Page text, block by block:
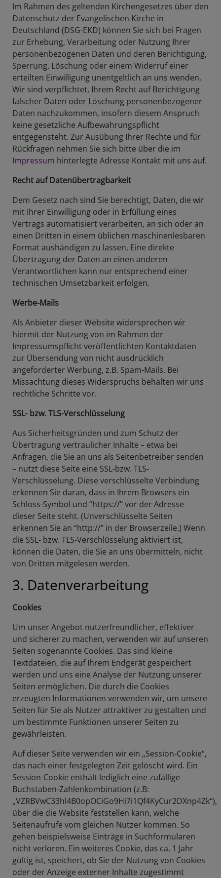
Im Rahmen des geltenden Kirchengesetzes über den
Datenschutz der Evangelischen Kirche in
Deutschland (DSG-EKD) können Sie sich bei Fragen
zur Erhebung, Verarbeitung oder Nutzung Ihrer
personenbezogenen Daten und deren Berichtigung,
Sperrung, Löschung oder einem Widerruf einer
erteilten Einwilligung unentgeltlich an uns wenden.
Wir sind verpflichtet, Ihrem Recht auf Berichtigung
falscher Daten oder Löschung personenbezogener
Daten nachzukommen, insofern diesem Anspruch
keine gesetzliche Aufbewahrungspflicht
entgegensteht. Zur Ausübung Ihrer Rechte und für
Rückfragen nehmen Sie sich bitte über die im
Impressum hinterlegte Adresse Kontakt mit uns auf.
Recht auf Datenübertragbarkeit
Dem Gesetz nach sind Sie berechtigt, Daten, die wir
mit Ihrer Einwilligung oder in Erfüllung eines
Vertrags automatisiert verarbeiten, an sich oder an
einen Dritten in einem üblichen maschinenlesbaren
Format aushändigen zu lassen. Eine direkte
Übertragung der Daten an einen anderen
Verantwortlichen kann nur entsprechend einer
technischen Umsetzbarkeit erfolgen.
Werbe-Mails
Als Anbieter dieser Website widersprechen wir
hiermit der Nutzung von im Rahmen der
Impressumspflicht veröffentlichten Kontaktdaten
zur Übersendung von nicht ausdrücklich
angeforderter Werbung, z.B. Spam-Mails. Bei
Missachtung dieses Widerspruchs behalten wir uns
rechtliche Schritte vor.
SSL- bzw. TLS-Verschlüsselung
Aus Sicherheitsgründen und zum Schutz der
Übertragung vertraulicher Inhalte – etwa bei
Anfragen, die Sie an uns als Seitenbetreiber senden
– nutzt diese Seite eine SSL-bzw. TLS-
Verschlüsselung. Diese verschlüsselte Verbindung
erkennen Sie daran, dass in Ihrem Browsers ein
Schloss-Symbol und “https://” vor der Adresse
dieser Seite steht. (Unverschlüsselte Seiten
erkennen Sie an “http://” in der Browserzeile.) Wenn
die SSL- bzw. TLS-Verschlüsselung aktiviert ist,
können die Daten, die Sie an uns übermitteln, nicht
von Dritten mitgelesen werden.
3. Datenverarbeitung
Cookies
Um unser Angebot nutzerfreundlicher, effektiver
und sicherer zu machen, verwenden wir auf unseren
Seiten sogenannte Cookies. Das sind kleine
Textdateien, die auf Ihrem Endgerät gespeichert
werden und uns eine Analyse der Nutzung unserer
Seiten ermöglichen. Die durch die Cookies
erzeugten Informationen verwenden wir, um unsere
Seiten für Sie als Nutzer attraktiver zu gestalten und
um bestimmte Funktionen unserer Seiten zu
gewährleisten.
Auf dieser Seite verwenden wir ein „Session-Cookie“,
das nach einer festgelegten Zeit gelöscht wird. Ein
Session-Cookie enthält lediglich eine zufällige
Buchstaben-Zahlenkombination (z.B:
„VZRBVwC33hl4B0opOCiGo9Hi7i1Qf4KyCur2DXnp4Zk“),
über die die Website feststellen kann, welche
Seitenaufrufe vom gleichen Nutzer kommen. So
gehen beispielsweise Einträge in Suchformularen
nicht verloren. Ein weiteres Cookie, das ca. 1 Jahr
gültig ist, speichert, ob Sie der Nutzung von Cookies
oder der Anzeige externer Inhalte zugestimmt